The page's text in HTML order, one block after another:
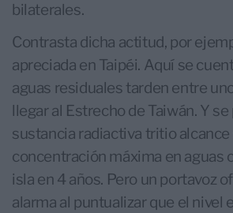
bilaterales.
Contrasta dicha actitud, por
apreciada en Taipéi. Aquí se
aguas residuales tarden entre
llegar al Estrecho de Taiwán. Y
sustancia radiactiva tritio alcance
concentración máxima en aguas
isla en 4 años. Pero un portavoz
alarma al puntualizar que el nivel